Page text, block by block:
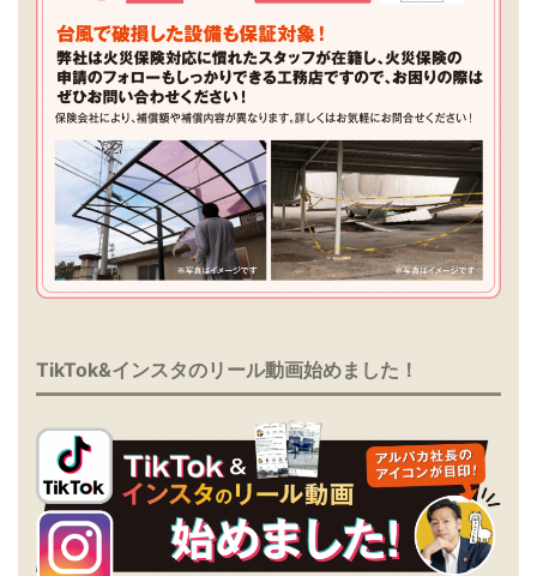
TikTok&インスタのリール動画始めました！